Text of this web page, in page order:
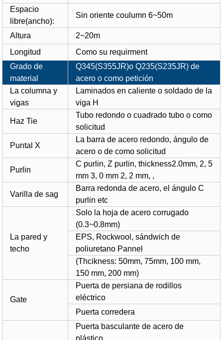
Espacio
libre(ancho):
Sin oriente coulumn 6~50m
Altura
2~20m
Longitud
Como su requirment
Grado de
material
Q345(S355JR)o Q235(S235JR) de
acero o como petición
La columna y
vigas
Laminados en caliente o soldado de la
viga H
Haz Tie
Tubo redondo o cuadrado tubo o como
solicitud
Puntal X
La barra de acero redondo, ángulo de
acero o de como solicitud
Purlin
C purlin, Z purlin, thickness2.0mm, 2, 5
mm 3, 0 mm 2, 2 mm, ,
Varilla de sag
Barra redonda de acero, el ángulo C
purlin etc
La pared y
techo
Solo la hoja de acero corrugado
(0.3~0.8mm)
EPS, Rockwool, sándwich de
poliuretano Pannel
(Thcikness:50mm, 75mm, 100 mm,
150 mm, 200 mm)
Gate
Puerta de persiana de rodillos
eléctrico
Puerta corredera
Puerta basculante de acero de